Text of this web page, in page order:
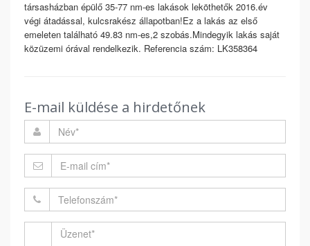
társasházban épülő 35-77 nm-es lakások leköthetők 2016.év
végi átadással, kulcsrakész állapotban!Ez a lakás az első
emeleten található 49.83 nm-es,2 szobás.Mindegyik lakás saját
közüzemi órával rendelkezik. Referencia szám: LK358364
E-mail küldése a hirdetőnek